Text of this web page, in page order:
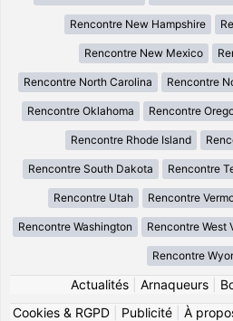
Rencontre New Hampshire
Rencontre New Mexico
Rencontre North Carolina Rencontre
Rencontre Oklahoma Rencontre
Rencontre Rhode Island
Rencontre South Dakota Rencontre
Rencontre Utah Rencontre
Rencontre Washington Rencontre West
Rencontre
Actualités| Arnaqueurs|
Cookies & RGPD
Publicité À